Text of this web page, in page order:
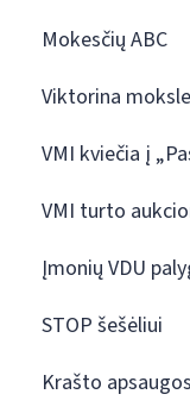
Mokesčių ABC
Viktorina
VMI kviečia į
VMI turto
Įmonių VDU
STOP šešėliui
Krašto